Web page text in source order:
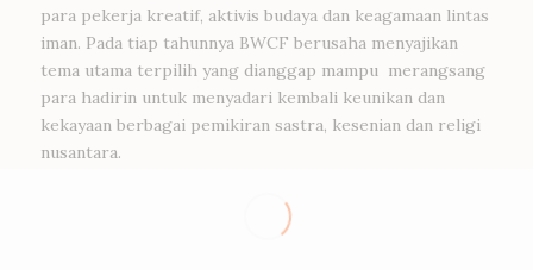
para pekerja kreatif, aktivis budaya dan keagamaan lintas
iman. Pada tiap tahunnya BWCF berusaha menyajikan
tema utama terpilih yang dianggap mampu merangsang
para hadirin untuk menyadari kembali keunikan dan
kekayaan berbagai pemikiran sastra, kesenian dan religi
nusantara.